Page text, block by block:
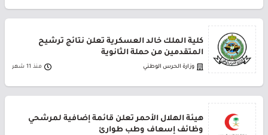
كلية الملك خالد العسكرية تعلن نتائج ترشيح
المتقدمين من حملة الثانوية
وزارة الحرس الوطني منذ 11 شهر
هيئة الهلال الأحمر تعلن قائمة إضافية لمرشحي
وظائف إسعاف وطب طوارئ